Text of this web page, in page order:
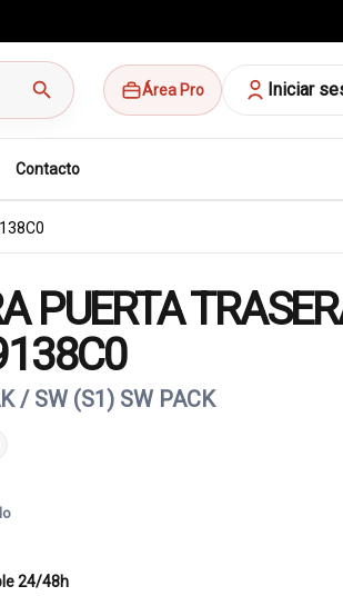
search Área Pro Iniciar
Contacto
PUERTA
/ SW (S1) SW PACK
24/48h